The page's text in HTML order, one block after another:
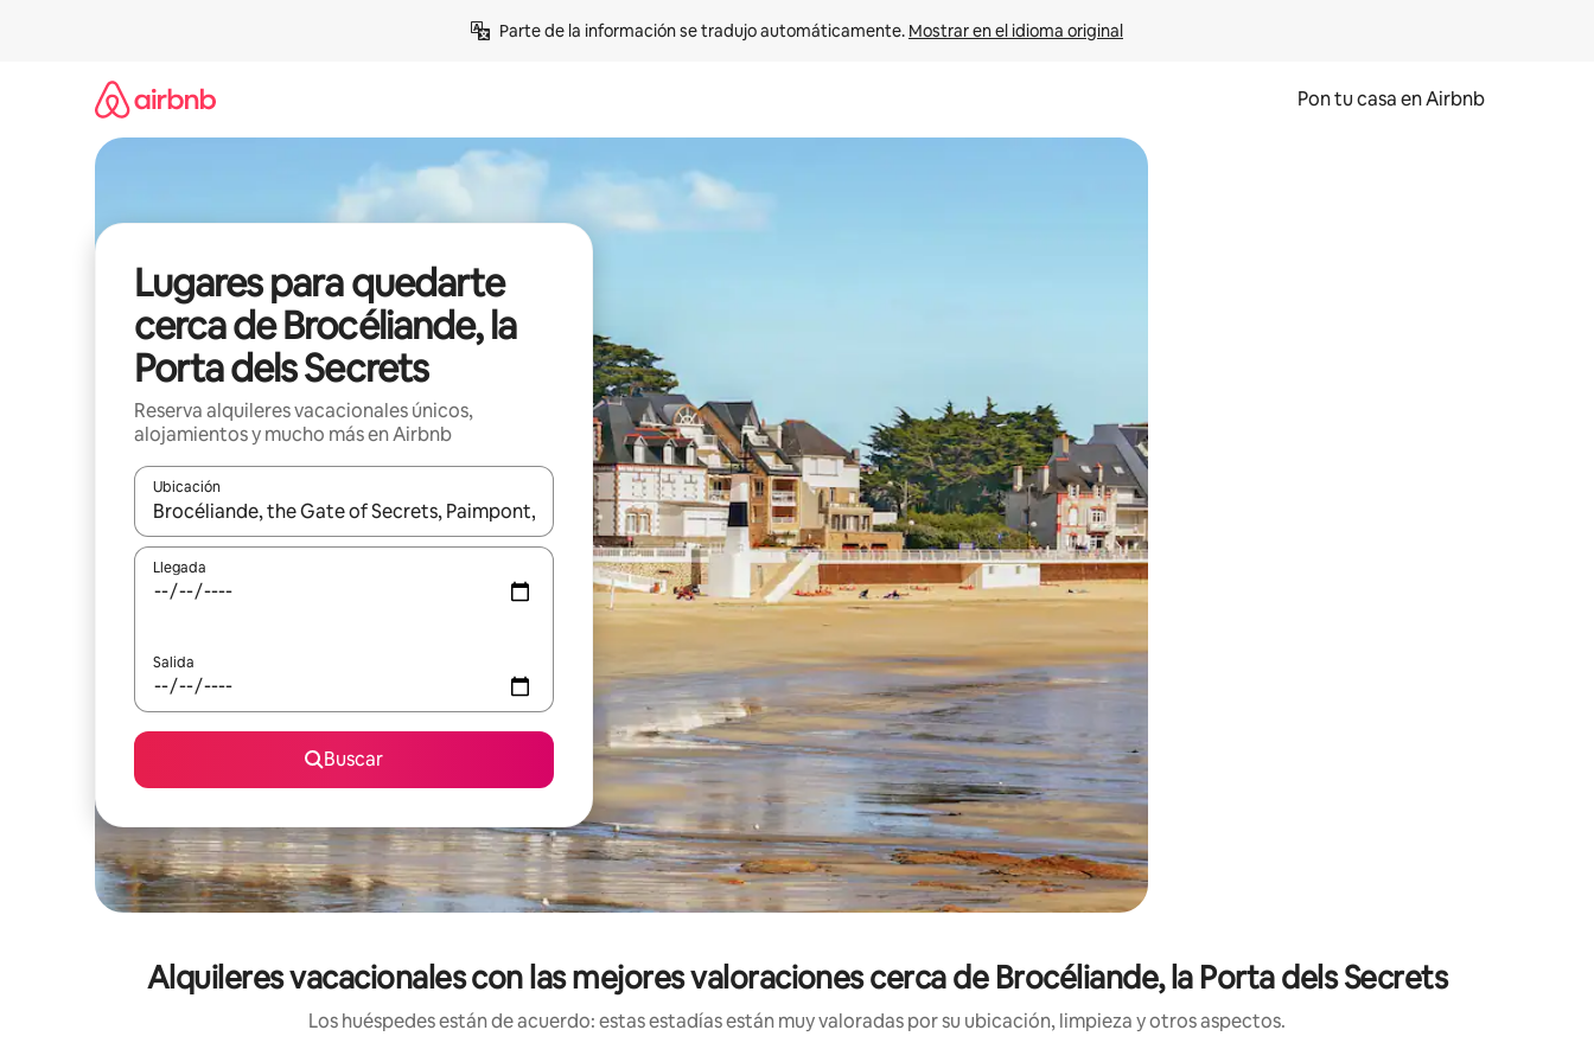
Parte de la información se tradujo automáticamente. Mostrar en el idioma original
Pon tu casa en Airbnb
Lugares para quedarte
cerca de Brocéliande, la
Porta dels Secrets
Reserva alquileres vacacionales únicos,
alojamientos y mucho más en Airbnb
Ubicación
Cuando los resultados estén disponibles, navega con las teclas de flecha hacia arriba y hacia abajo o explora con el tacto o desliza el dedo.
Llegada
Salida
Buscar
Alquileres vacacionales con las mejores valoraciones cerca de Brocéliande, la Porta dels Secrets
Los huéspedes están de acuerdo: estas estadías están muy valoradas por su ubicación, limpieza y otros aspectos.